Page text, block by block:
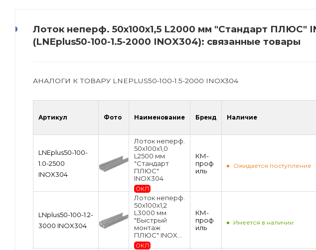
Лоток неперф. 50х100х1,5 L2000 мм "Стандарт ПЛЮС"
(LNEplus50-100-1.5-2000 INOX304): связанные товары
АНАЛОГИ К ТОВАРУ LNEPLUS50-100-1.5-2000 INOX304
Артикул Фото Наименование Бренд Наличие
LNEplus50-100-
1.0-2500
INOX304
Лоток неперф.
50х100х1,0
L2500 мм
"Стандарт
ПЛЮС"
INOX304
ОКЛ
КМ-
проф
иль
Ожидается поступление
LNplus50-100-1.2-
3000 INOX304
Лоток неперф.
50х100х1,2
L3000 мм
"Быстрый
монтаж
ПЛЮС" INOX...
ОКЛ
КМ-
проф
иль
Имеется в наличии